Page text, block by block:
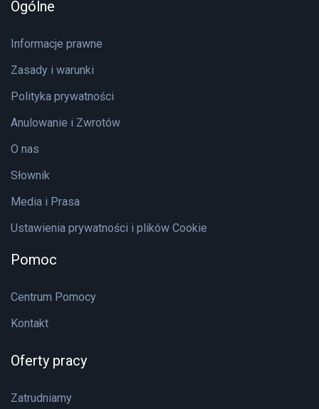
Ogólne
Informacje prawne
Zasady i warunki
Polityka prywatności
Anulowanie i Zwrotów
O nas
Słownik
Media i Prasa
Ustawienia prywatności i plików Cookie
Pomoc
Centrum Pomocy
Kontakt
Oferty pracy
Zatrudniamy